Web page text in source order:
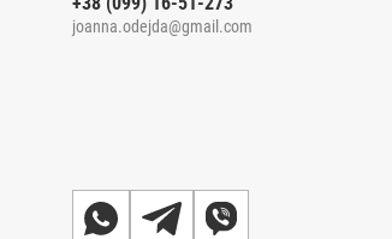
joanna.odejda@gmail.com